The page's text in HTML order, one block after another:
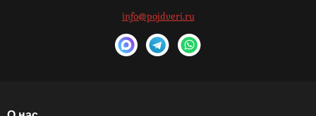
info@pojdveri.ru